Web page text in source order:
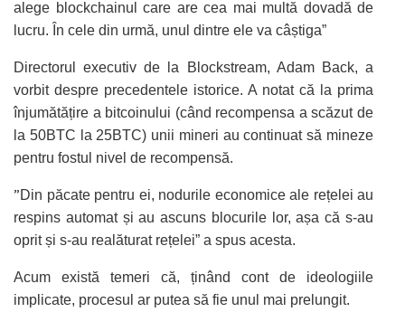
alege blockchainul care are cea mai multă dovadă de
lucru. În cele din urmă, unul dintre ele va câștiga”
Directorul executiv de la Blockstream, Adam Back, a
vorbit despre precedentele istorice. A notat că la prima
înjumătățire a bitcoinului (când recompensa a scăzut de
la 50BTC la 25BTC) unii mineri au continuat să mineze
pentru fostul nivel de recompensă.
”Din păcate pentru ei, nodurile economice ale rețelei au
respins automat și au ascuns blocurile lor, așa că s-au
oprit și s-au realăturat rețelei” a spus acesta.
Acum există temeri că, ținând cont de ideologiile
implicate, procesul ar putea să fie unul mai prelungit.